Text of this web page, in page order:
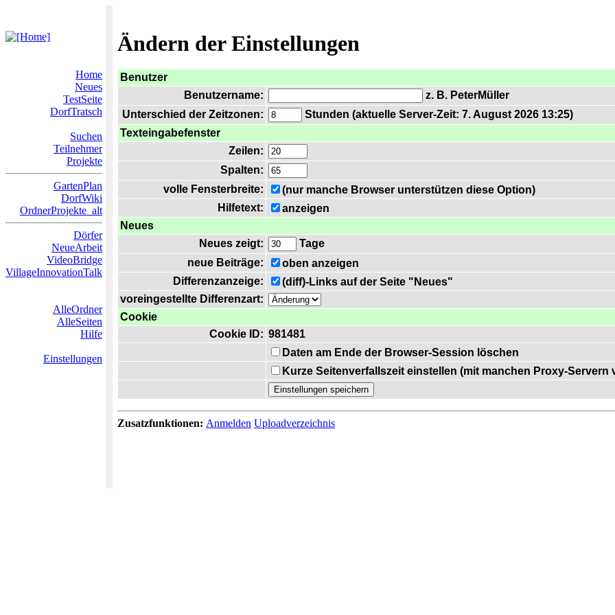
Ändern der Einstellungen
Home
Neues
TestSeite
DorfTratsch
Suchen
Teilnehmer
Projekte
GartenPlan
DorfWiki
OrdnerProjekte_alt
Dörfer
NeueArbeit
VideoBridge
VillageInnovationTalk
AlleOrdner
AlleSeiten
Hilfe
Einstellungen
Benutzer
Benutzername:
z. B. PeterMüller
Unterschied der Zeitzonen:
Stunden (aktuelle Server-Zeit: 7. August 2026 13:25)
Texteingabefenster
Zeilen:
Spalten:
volle Fensterbreite:
(nur manche Browser unterstützen diese Option)
Hilfetext:
anzeigen
Neues
Neues zeigt:
Tage
neue Beiträge:
oben anzeigen
Differenzanzeige:
(diff)-Links auf der Seite "Neues"
voreingestellte Differenzart:
Cookie
Cookie ID: 981481
Daten am Ende der Browser-Session löschen
Kurze Seitenverfallszeit einstellen (mit manchen Proxy-Servern
Zusatzfunktionen: Anmelden Uploadverzeichnis